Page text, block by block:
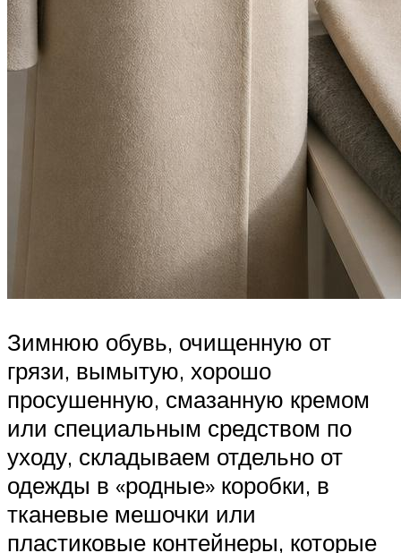
Зимнюю обувь, очищенную от
грязи, вымытую, хорошо
просушенную, смазанную кремом
или специальным средством по
уходу, складываем отдельно от
одежды в «родные» коробки, в
тканевые мешочки или
пластиковые контейнеры, которые